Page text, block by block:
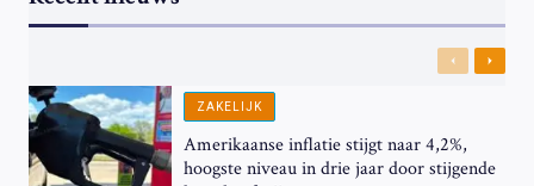
Previous
Next
ZAKELIJK
Amerikaanse inflatie stijgt naar 4,2%,
hoogste niveau in drie jaar door stijgende